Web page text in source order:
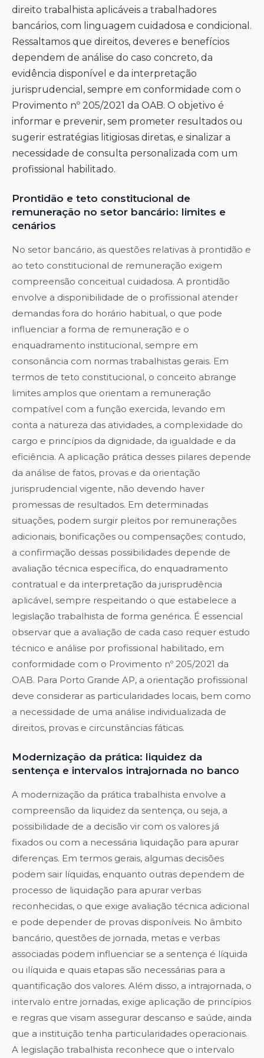
direito trabalhista aplicáveis a trabalhadores
bancários, com linguagem cuidadosa e condicional.
Ressaltamos que direitos, deveres e benefícios
dependem de análise do caso concreto, da
evidência disponível e da interpretação
jurisprudencial, sempre em conformidade com o
Provimento nº 205/2021 da OAB. O objetivo é
informar e prevenir, sem prometer resultados ou
sugerir estratégias litigiosas diretas, e sinalizar a
necessidade de consulta personalizada com um
profissional habilitado.
Prontidão e teto constitucional de
remuneração no setor bancário: limites e
cenários
No setor bancário, as questões relativas à prontidão e
ao teto constitucional de remuneração exigem
compreensão conceitual cuidadosa. A prontidão
envolve a disponibilidade de o profissional atender
demandas fora do horário habitual, o que pode
influenciar a forma de remuneração e o
enquadramento institucional, sempre em
consonância com normas trabalhistas gerais. Em
termos de teto constitucional, o conceito abrange
limites amplos que orientam a remuneração
compatível com a função exercida, levando em
conta a natureza das atividades, a complexidade do
cargo e princípios da dignidade, da igualdade e da
eficiência. A aplicação prática desses pilares depende
da análise de fatos, provas e da orientação
jurisprudencial vigente, não devendo haver
promessas de resultados. Em determinadas
situações, podem surgir pleitos por remunerações
adicionais, bonificações ou compensações; contudo,
a confirmação dessas possibilidades depende de
avaliação técnica específica, do enquadramento
contratual e da interpretação da jurisprudência
aplicável, sempre respeitando o que estabelece a
legislação trabalhista de forma genérica. É essencial
observar que a avaliação de cada caso requer estudo
técnico e análise por profissional habilitado, em
conformidade com o Provimento nº 205/2021 da
OAB. Para Porto Grande AP, a orientação profissional
deve considerar as particularidades locais, bem como
a necessidade de uma análise individualizada de
direitos, provas e circunstâncias fáticas.
Modernização da prática: liquidez da
sentença e intervalos intrajornada no banco
A modernização da prática trabalhista envolve a
compreensão da liquidez da sentença, ou seja, a
possibilidade de a decisão vir com os valores já
fixados ou com a necessária liquidação para apurar
diferenças. Em termos gerais, algumas decisões
podem sair líquidas, enquanto outras dependem de
processo de liquidação para apurar verbas
reconhecidas, o que exige avaliação técnica adicional
e pode depender de provas disponíveis. No âmbito
bancário, questões de jornada, metas e verbas
associadas podem influenciar se a sentença é líquida
ou ilíquida e quais etapas são necessárias para a
quantificação dos valores. Além disso, a intrajornada, o
intervalo entre jornadas, exige aplicação de princípios
e regras que visam assegurar descanso e saúde, ainda
que a instituição tenha particularidades operacionais.
A legislação trabalhista reconhece que o intervalo